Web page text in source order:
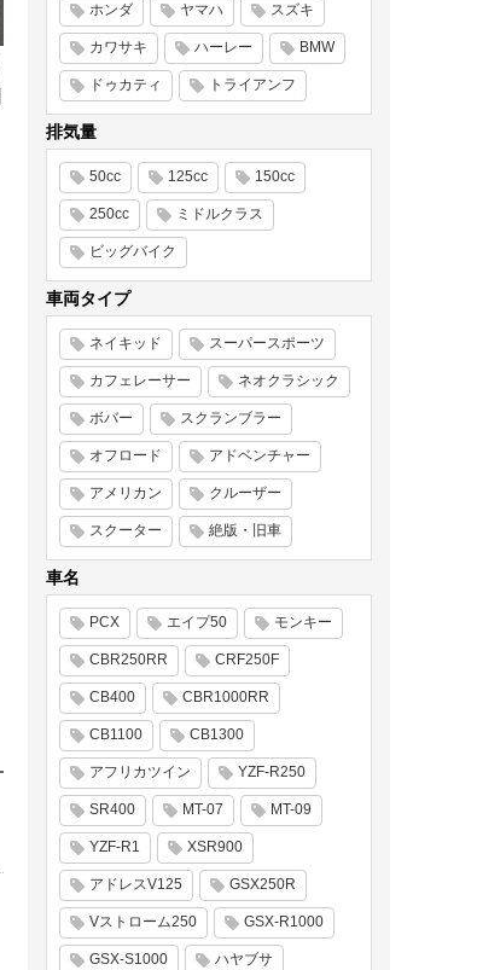
ホンダ ヤマハ スズキ
カワサキ ハーレー BMW
ドゥカティ トライアンフ
排気量
50cc 125cc 150cc
250cc ミドルクラス
ビッグバイク
車両タイプ
ネイキッド スーパースポーツ
カフェレーサー ネオクラシック
ボバー スクランブラー
オフロード アドベンチャー
アメリカン クルーザー
スクーター 絶版・旧車
車名
PCX エイプ50 モンキー
CBR250RR CRF250F
CB400 CBR1000RR
CB1100 CB1300
アフリカツイン YZF-R250
SR400 MT-07 MT-09
YZF-R1 XSR900
アドレスV125 GSX250R
Vストローム250 GSX-R1000
GSX-S1000 ハヤブサ